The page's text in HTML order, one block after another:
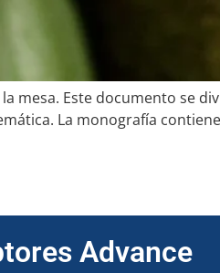
mesa. Este documento se
La monografía
Advance